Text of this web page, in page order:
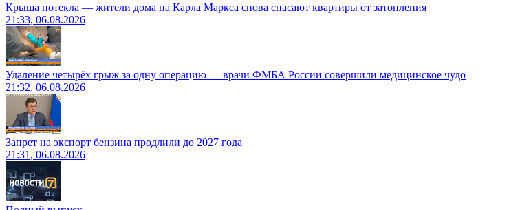
Крыша потекла — жители дома на Карла Маркса снова спасают квартиры от затопления
21:33, 06.08.2026
Удаление четырёх грыж за одну операцию — врачи ФМБА России совершили медицинское чудо
21:32, 06.08.2026
Запрет на экспорт бензина продлили до 2027 года
21:31, 06.08.2026